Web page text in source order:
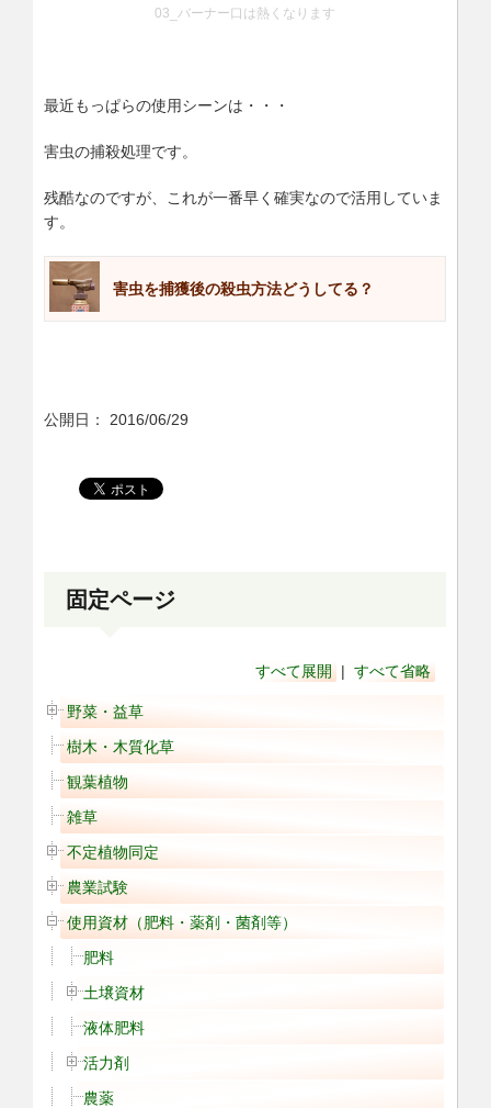
03_バーナー口は熱くなります
最近もっぱらの使用シーンは・・・
害虫の捕殺処理です。
残酷なのですが、これが一番早く確実なので活用していま
す。
害虫を捕獲後の殺虫方法どうしてる？
公開日： 2016/06/29
固定ページ
すべて展開 | すべて省略
野菜・益草
樹木・木質化草
観葉植物
雑草
不定植物同定
農業試験
使用資材（肥料・薬剤・菌剤等）
肥料
土壌資材
液体肥料
活力剤
農薬